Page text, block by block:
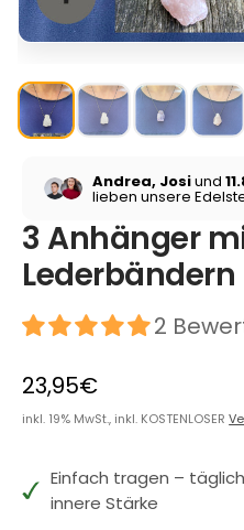
Andrea, Josiund
lieben unsere
3 Anhänger
Lederbändern
2
23,95€
inkl. 19% MwSt., inkl. KOSTENLOSER
Einfach tragen –
innere Stärke